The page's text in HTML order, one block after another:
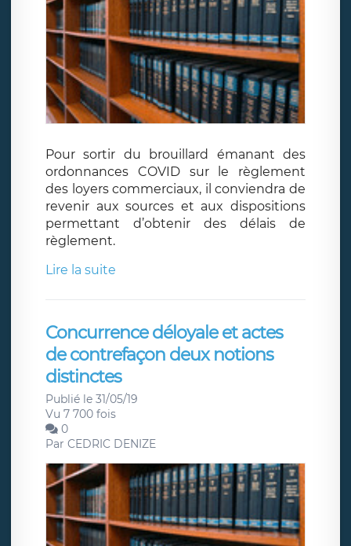
Pour sortir du brouillard émanant des
ordonnances COVID sur le règlement
des loyers commerciaux, il conviendra de
revenir aux sources et aux dispositions
permettant d’obtenir des délais de
règlement.
Lire la suite
Concurrence déloyale et actes
de contrefaçon deux notions
distinctes
Publié le 31/05/19
Vu 7 700 fois
0
Par CEDRIC DENIZE